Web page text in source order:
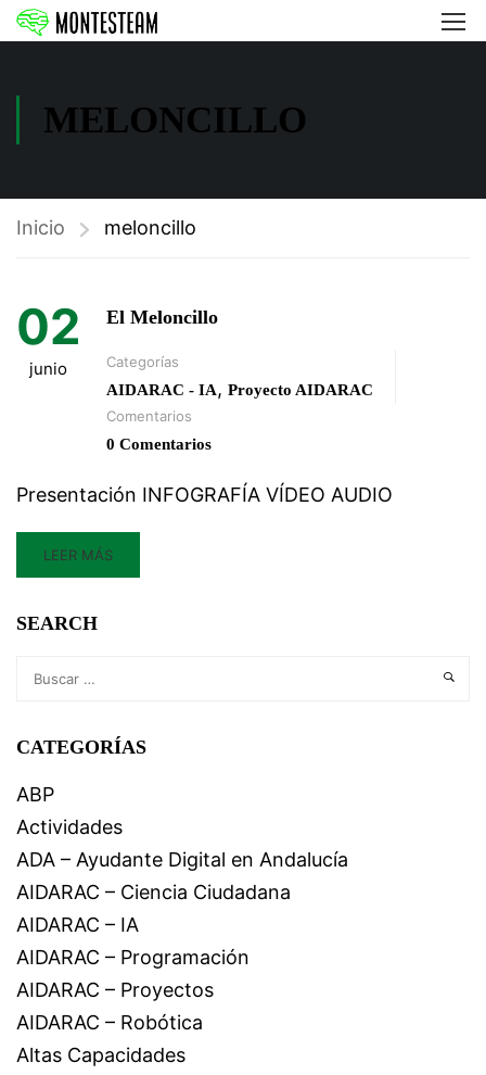
MELONCILLO
Inicio meloncillo
02
junio
El Meloncillo
Categorías
AIDARAC - IA, Proyecto AIDARAC
Comentarios
0 Comentarios
Presentación INFOGRAFÍA VÍDEO AUDIO
LEER MÁS
SEARCH
CATEGORÍAS
ABP
Actividades
ADA – Ayudante Digital en Andalucía
AIDARAC – Ciencia Ciudadana
AIDARAC – IA
AIDARAC – Programación
AIDARAC – Proyectos
AIDARAC – Robótica
Altas Capacidades